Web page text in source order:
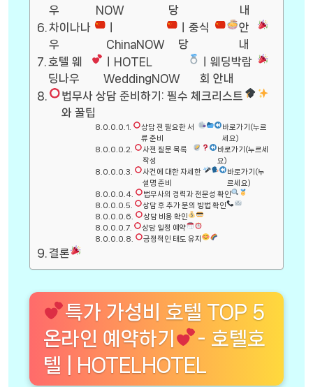
우
NOW
당
내
차이나나
우
ChinaNOW
ㅣ중식
당
안
내
호텔 웨
딩나우
ㅣHOTEL
WeddingNOW
ㅣ웨딩박람
회 안내
법무사 상담 준비하기: 필수 체크리스트
와 꿀팁
상담 전 필요한 서
류 준비
바로가기(누르
세요)
사전 질문 목록
작성
바로가기(누르세
요)
사건에 대한 자세한
설명 준비
바로가기(누
르세요)
법무사의 경력과 전문성 확인
상담 후 추가 문의 방법 확인
상담 비용 확인
상담 일정 예약
긍정적인 태도 유지
결론
특가 가성비 호텔 TOP 5
온라인 예약하기
- 호텔호
텔 | HOTELHOTEL